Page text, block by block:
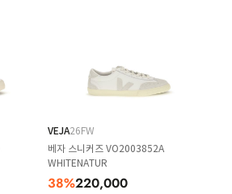
VEJA26FW
베자 스니커즈 VO2003852A
WHITENATUR
38%220,000